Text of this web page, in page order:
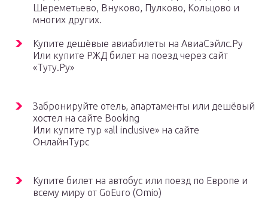
Шереметьево, Внуково, Пулково, Кольцово и
многих других.
Купите дешёвые авиабилеты на АвиаСэйлс.Ру
Или купите РЖД билет на поезд через сайт
«Туту.Ру»
Забронируйте отель, апартаменты или дешёвый
хостел на сайте Booking
Или купите тур «all inclusive» на сайте
ОнлайнТурс
Купите билет на автобус или поезд по Европе и
всему миру от GoEuro (Omio)